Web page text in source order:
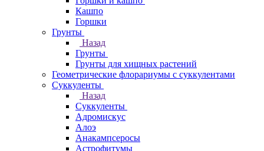
Кашпо
Горшки
Грунты
Назад
Грунты
Грунты для хищных растений
Геометрические флорариумы с суккулентами
Суккуленты
Назад
Суккуленты
Адромискус
Алоэ
Анакампсеросы
Астрофитумы